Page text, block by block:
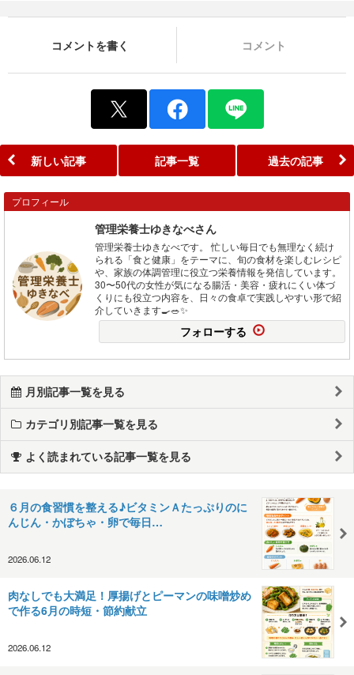
コメントを書く コメント
新しい記事 記事一覧 過去の記事
プロフィール
管理栄養士ゆきなべさん
管理栄養士ゆきなべです。 忙しい毎日でも無理なく続け
られる「食と健康」をテーマに、旬の食材を楽しむレシピ
や、家族の体調管理に役立つ栄養情報を発信しています。
30〜50代の女性が気になる腸活・美容・疲れにくい体づ
くりにも役立つ内容を、日々の食卓で実践しやすい形で紹
介していきます🍳🥗✨
フォローする
月別記事一覧を見る
カテゴリ別記事一覧を見る
よく読まれている記事一覧を見る
６月の食習慣を整える♪ビタミンＡたっぷりのに
んじん・かぼちゃ・卵で毎日…
2026.06.12
肉なしでも大満足！厚揚げとピーマンの味噌炒め
で作る6月の時短・節約献立
2026.06.12